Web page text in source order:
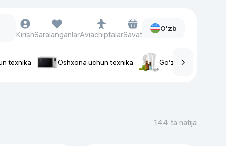
KirishSaralanganlarAviachiptalarSavat
O'zb
texnika Oshxona uchun texnika Go‘zallik va parvarish
144 ta natija